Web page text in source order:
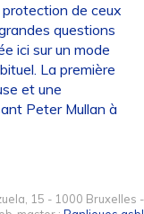
de ceux
questions
ici sur un mode
La première
et une
Peter Mullan à
15 - 1000 Bruxelles -